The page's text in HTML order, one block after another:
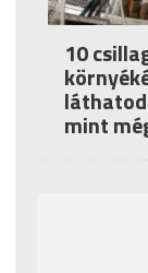
10
mint